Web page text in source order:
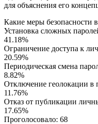
для объяснения его
Какие меры безопасности
Установка сложных
41.18%
Ограничение доступа к
20.59%
Периодическая смена
8.82%
Отключение геолокации в
11.76%
Отказ от публикации
17.65%
Проголосовало: 68